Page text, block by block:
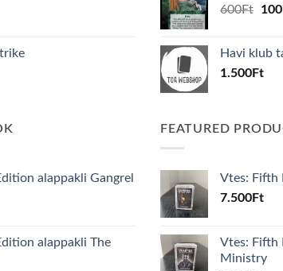
600Ft 100
Havi klub
1.500Ft
alappakli Gangrel
alappakli The
FEATURED
Vtes: Fifth
7.500Ft
Vtes: Fifth
Ministry